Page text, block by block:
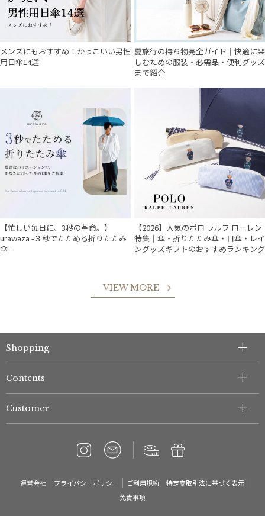
メンズにもおすすめ！かっこいい男性
用日傘14選
夏旅行の持ち物完全ガイド｜快適に楽
しむための服装・必需品・便利グッズ
まで紹介
【忙しい毎日に、3秒の革命。】
urawaza -３秒でたためる折りたたみ
傘-
【2026】人気のポロ ラルフ ローレン
特集｜傘・折りたたみ傘・日傘・レイ
ングッズギフトのおすすめランキング
VIEW MORE
Shopping
Contents
Customer
運営会社 プライバシーポリシー ご利用規約
特定商取引法に基づく表示
免責事項